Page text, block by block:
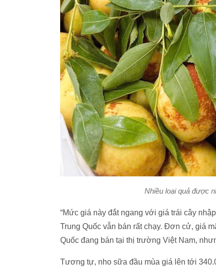
Nhiều loại quả được
“Mức giá này đắt ngang với giá trái cây
Trung Quốc vẫn bán rất chạy. Đơn cử, giá
Quốc đang bán tại thị trường Việt Nam,
Tương tự, nho sữa đầu mùa giá lên tới